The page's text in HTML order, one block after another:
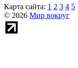
Карта сайта: 1 2 3 4 5
© 2026 Мир вокруг